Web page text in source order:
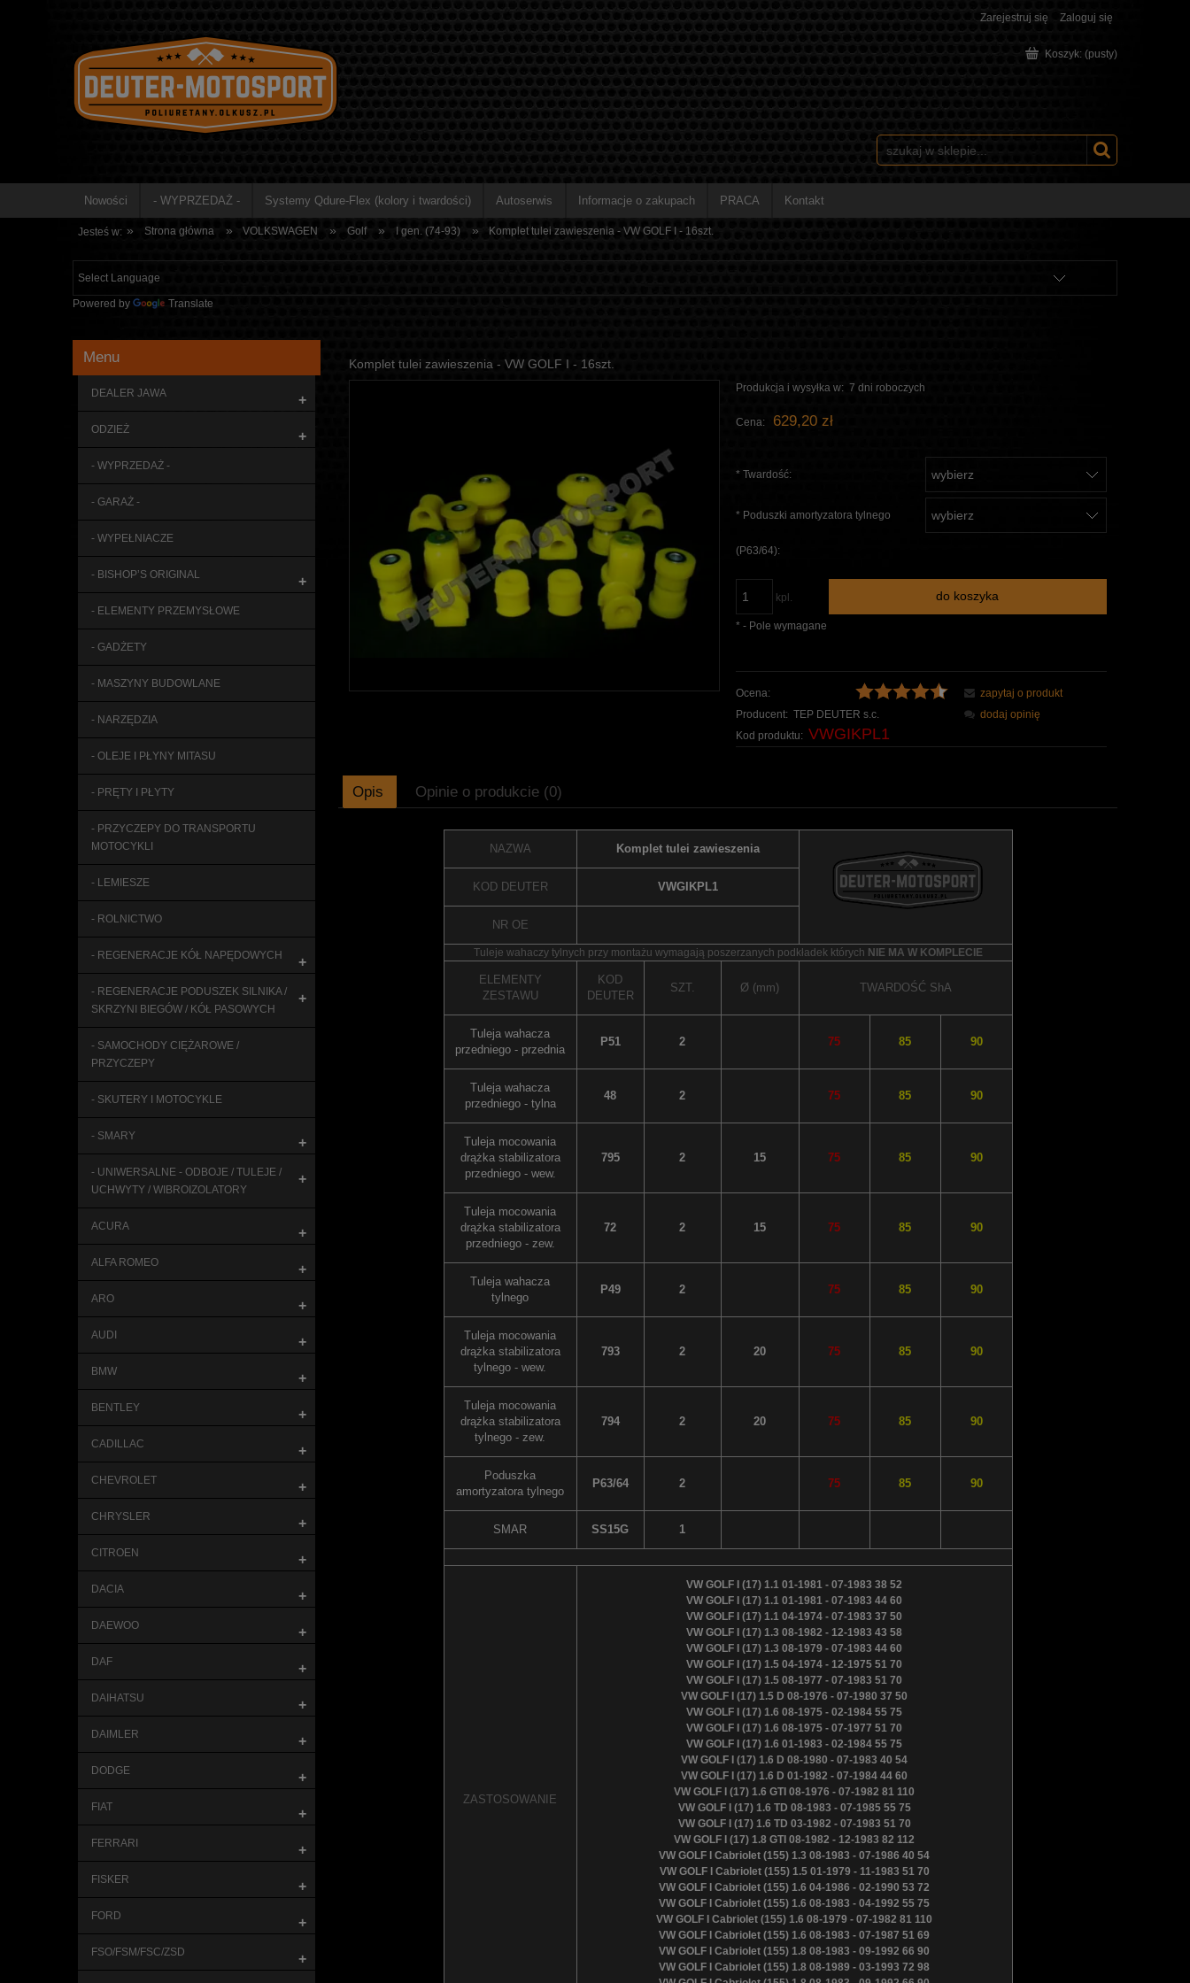
Zarejestruj się Zaloguj się
Koszyk: (pusty)
Nowości - WYPRZEDAŻ - Systemy Qdure-Flex (kolory i twardości) Autoserwis Informacje o zakupach PRACA Kontakt
Jesteś w: » Strona główna » VOLKSWAGEN » Golf » I gen. (74-93) » Komplet tulei zawieszenia - VW GOLF I - 16szt.
Powered by Translate
Menu
DEALER JAWA +
ODZIEŻ +
- WYPRZEDAŻ -
- GARAŻ -
- WYPEŁNIACZE
- BISHOP’S ORIGINAL +
- ELEMENTY PRZEMYSŁOWE
- GADŻETY
- MASZYNY BUDOWLANE
- NARZĘDZIA
- OLEJE I PŁYNY MITASU
- PRĘTY I PŁYTY
- PRZYCZEPY DO TRANSPORTU
MOTOCYKLI
- LEMIESZE
- ROLNICTWO
- REGENERACJE KÓŁ NAPĘDOWYCH +
- REGENERACJE PODUSZEK SILNIKA /
SKRZYNI BIEGÓW / KÓŁ PASOWYCH
+
- SAMOCHODY CIĘŻAROWE /
PRZYCZEPY
- SKUTERY I MOTOCYKLE
- SMARY +
- UNIWERSALNE - ODBOJE / TULEJE /
UCHWYTY / WIBROIZOLATORY
+
ACURA +
ALFA ROMEO +
ARO +
AUDI +
BMW +
BENTLEY +
CADILLAC +
CHEVROLET +
CHRYSLER +
CITROEN +
DACIA +
DAEWOO +
DAF +
DAIHATSU +
DAIMLER +
DODGE +
FIAT +
FERRARI +
FISKER +
FORD +
FSO/FSM/FSC/ZSD +
Komplet tulei zawieszenia - VW GOLF I - 16szt.
Produkcja i wysyłka w: 7 dni roboczych
Cena: 629,20 zł
* Twardość:
* Poduszki amortyzatora tylnego
(P63/64):
kpl. do koszyka
* - Pole wymagane
Ocena:
Producent: TEP DEUTER s.c.
Kod produktu: VWGIKPL1
zapytaj o produkt
dodaj opinię
Opis Opinie o produkcie (0)
NAZWA Komplet tulei zawieszenia
KOD DEUTER VWGIKPL1
NR OE
Tuleje wahaczy tylnych przy montażu wymagają poszerzanych podkładek których NIE MA W KOMPLECIE
ELEMENTY
ZESTAWU
KOD
DEUTER
SZT. Ø (mm) TWARDOŚĆ ShA
Tuleja wahacza
przedniego - przednia
P51 2 75 85 90
Tuleja wahacza
przedniego - tylna
48 2 75 85 90
Tuleja mocowania
drążka stabilizatora
przedniego - wew.
795 2 15 75 85 90
Tuleja mocowania
drążka stabilizatora
przedniego - zew.
72 2 15 75 85 90
Tuleja wahacza
tylnego
P49 2 75 85 90
Tuleja mocowania
drążka stabilizatora
tylnego - wew.
793 2 20 75 85 90
Tuleja mocowania
drążka stabilizatora
tylnego - zew.
794 2 20 75 85 90
Poduszka
amortyzatora tylnego
P63/64 2 75 85 90
SMAR SS15G 1
ZASTOSOWANIE
VW GOLF I (17) 1.1 01-1981 - 07-1983 38 52
VW GOLF I (17) 1.1 01-1981 - 07-1983 44 60
VW GOLF I (17) 1.1 04-1974 - 07-1983 37 50
VW GOLF I (17) 1.3 08-1982 - 12-1983 43 58
VW GOLF I (17) 1.3 08-1979 - 07-1983 44 60
VW GOLF I (17) 1.5 04-1974 - 12-1975 51 70
VW GOLF I (17) 1.5 08-1977 - 07-1983 51 70
VW GOLF I (17) 1.5 D 08-1976 - 07-1980 37 50
VW GOLF I (17) 1.6 08-1975 - 02-1984 55 75
VW GOLF I (17) 1.6 08-1975 - 07-1977 51 70
VW GOLF I (17) 1.6 01-1983 - 02-1984 55 75
VW GOLF I (17) 1.6 D 08-1980 - 07-1983 40 54
VW GOLF I (17) 1.6 D 01-1982 - 07-1984 44 60
VW GOLF I (17) 1.6 GTI 08-1976 - 07-1982 81 110
VW GOLF I (17) 1.6 TD 08-1983 - 07-1985 55 75
VW GOLF I (17) 1.6 TD 03-1982 - 07-1983 51 70
VW GOLF I (17) 1.8 GTI 08-1982 - 12-1983 82 112
VW GOLF I Cabriolet (155) 1.3 08-1983 - 07-1986 40 54
VW GOLF I Cabriolet (155) 1.5 01-1979 - 11-1983 51 70
VW GOLF I Cabriolet (155) 1.6 04-1986 - 02-1990 53 72
VW GOLF I Cabriolet (155) 1.6 08-1983 - 04-1992 55 75
VW GOLF I Cabriolet (155) 1.6 08-1979 - 07-1982 81 110
VW GOLF I Cabriolet (155) 1.6 08-1983 - 07-1987 51 69
VW GOLF I Cabriolet (155) 1.8 08-1983 - 09-1992 66 90
VW GOLF I Cabriolet (155) 1.8 08-1989 - 03-1993 72 98